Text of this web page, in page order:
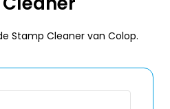
Stamp Cleaner van Colop.